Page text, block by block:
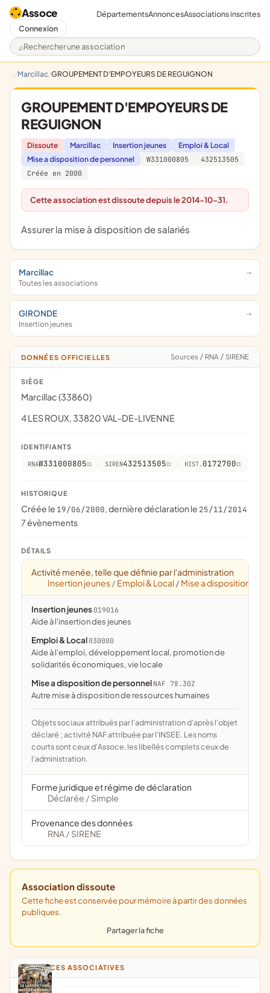
Assoce
Rechercher une association
DépartementsAnnoncesAssociations inscrites
Connexion
Marcillac GROUPEMENT D'EMPOYEURS DE REGUIGNON
GROUPEMENT D'EMPOYEURS DE
REGUIGNON
Dissoute Marcillac Insertion jeunes
Emploi & Local
Mise a disposition de personnel
W331000805
432513505
Créée en 2000
Cette association est dissoute depuis le 2014-10-31.
assurer la mise à disposition de salariés
Marcillac
Toutes les associations
GIRONDE
Insertion jeunes
DONNÉES OFFICIELLES Sources / RNA / SIRENE
SIÈGE
Marcillac (33860)
4 LES ROUX, 33820 VAL-DE-LIVENNE
IDENTIFIANTS
RNAW331000805 SIREN432513505 HIST. 0172700
HISTORIQUE
Créée le 19/06/2000, dernière déclaration le 25/11/2014
7 évènements
DÉTAILS
Activité menée, telle que définie par l'administration
Insertion jeunes / Emploi & Local / Mise a disposition de
Insertion jeunes 019016
aide à l'insertion des jeunes
Emploi & Local 030000
aide à l'emploi, développement local, promotion de
solidarités économiques, vie locale
Mise a disposition de personnel NAF 78.30Z
Autre mise à disposition de ressources humaines
Objets sociaux attribués par l'administration d'après l'objet
déclaré ; activité NAF attribuée par l'INSEE. Les noms
courts sont ceux d'Assoce, les libellés complets ceux de
l'administration.
Forme juridique et régime de déclaration
Déclarée / Simple
Provenance des données
RNA / SIRENE
Association dissoute
Cette fiche est conservée pour mémoire à partir des données
publiques.
Partager la fiche
ANNONCES ASSOCIATIVES